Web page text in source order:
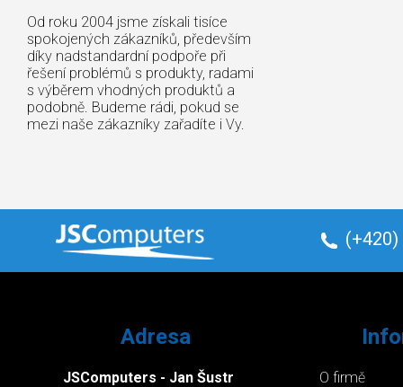
Od roku 2004 jsme získali tisíce
spokojených zákazníků, především
díky nadstandardní podpoře při
řešení problémů s produkty, radami
s výběrem vhodných produktů a
podobně. Budeme rádi, pokud se
mezi naše zákazníky zařadíte i Vy.
(+420)
Adresa
JSComputers - Jan Šustr
O firmě